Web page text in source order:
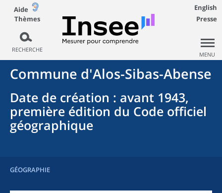
Aide
Thèmes
RECHERCHE
English
Presse
MENU
Commune d'Alos-Sibas-Abense
Date de création : avant 1943,
première édition du Code officiel
géographique
GÉOGRAPHIE